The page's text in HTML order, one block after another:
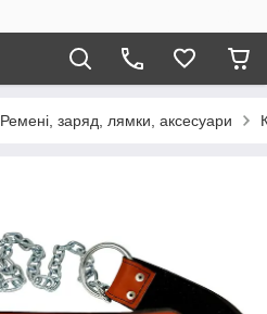
Ремені, заряд, лямки, аксесуари